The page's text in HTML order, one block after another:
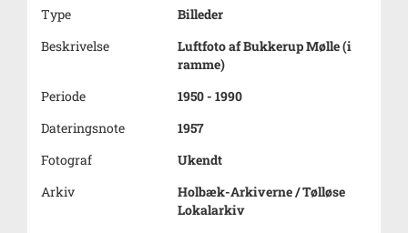
Type
Billeder
Beskrivelse
Luftfoto af Bukkerup Mølle (i
ramme)
Periode
1950 - 1990
Dateringsnote
1957
Fotograf
Ukendt
Arkiv
Holbæk-Arkiverne / Tølløse
Lokalarkiv